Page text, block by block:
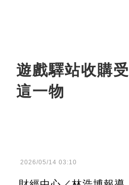
遊戲驛站收購
這一物
2026/05/14 03:10